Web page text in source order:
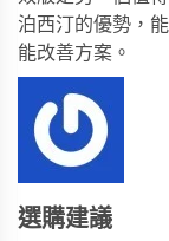
泊西汀的優勢，
能改善方案。
選購建議